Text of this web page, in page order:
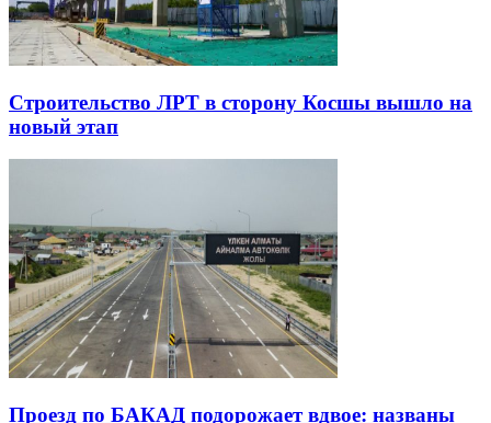
Строительство ЛРТ в сторону Косшы вышло на
новый этап
Проезд по БАКАД подорожает вдвое: названы